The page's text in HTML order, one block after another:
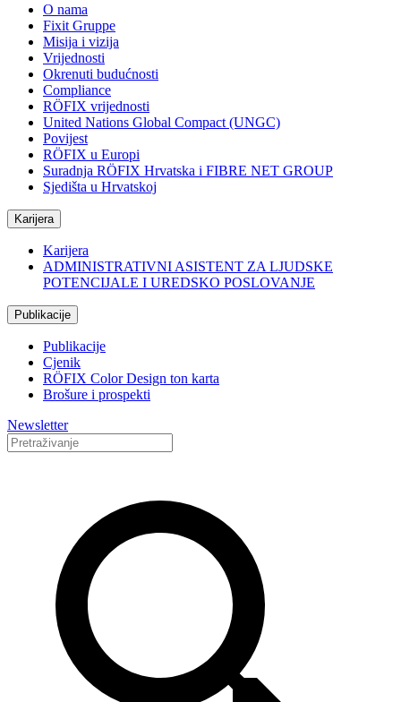
O nama
Fixit Gruppe
Misija i vizija
Vrijednosti
Okrenuti budućnosti
Compliance
RÖFIX vrijednosti
United Nations Global Compact (UNGC)
Povijest
RÖFIX u Europi
Suradnja RÖFIX Hrvatska i FIBRE NET GROUP
Sjedišta u Hrvatskoj
Karijera
Karijera
ADMINISTRATIVNI ASISTENT ZA LJUDSKE
POTENCIJALE I UREDSKO POSLOVANJE
Publikacije
Publikacije
Cjenik
RÖFIX Color Design ton karta
Brošure i prospekti
Newsletter